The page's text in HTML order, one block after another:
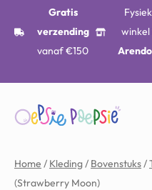
Gratis
verzending
vanaf €150
winkel
Home / Kleding/ Bovenstuks/
(Strawberry Moon)